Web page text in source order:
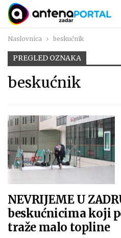
Naslovnica beskućnik
PREGLED OZNAKA
beskućnik
NEVRIJEME U
beskućnicima koji
traže malo topline